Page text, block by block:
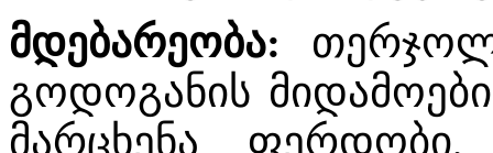
მდებარეობა:
გოდოგანის
მარცხენა ფერდობი,